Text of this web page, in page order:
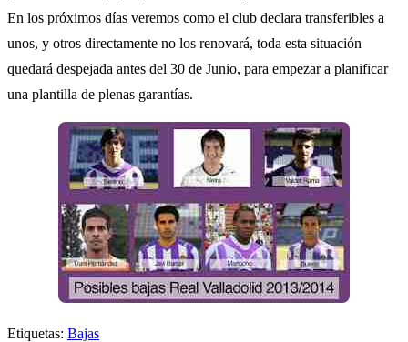
En los próximos días veremos como el club declara transferibles a
unos, y otros directamente no los renovará, toda esta situación
quedará despejada antes del 30 de Junio, para empezar a planificar
una plantilla de plenas garantías.
Etiquetas: Bajas